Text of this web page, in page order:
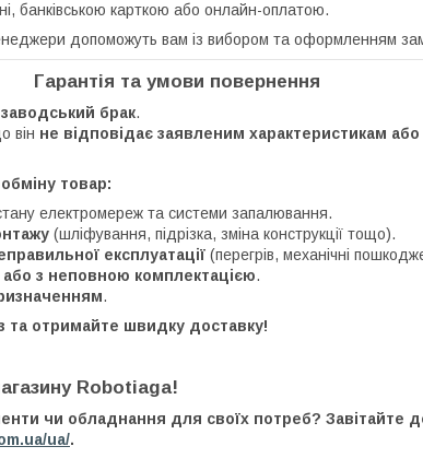
банківською карткою або онлайн-оплатою.
допоможуть вам із вибором та оформленням
Гарантія та умови повернення
брак.
він не відповідає заявленим характеристикам
товар:
електромереж та системи запалювання.
(шліфування, підрізка, зміна конструкції тощо).
експлуатації (перегрів, механічні
або з неповною комплектацією.
.
отримайте швидку доставку!
Robotiaga!
чи обладнання для своїх потреб? Завітайте
ua/.